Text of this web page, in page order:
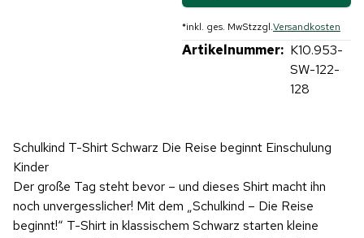
*inkl. ges. MwStzzgl.Versandkosten
Artikelnummer: K10.953-
SW-122-
128
Schulkind T-Shirt Schwarz Die Reise beginnt Einschulung
Kinder
Der große Tag steht bevor – und dieses Shirt macht ihn
noch unvergesslicher! Mit dem „Schulkind – Die Reise
beginnt!“ T-Shirt in klassischem Schwarz starten kleine